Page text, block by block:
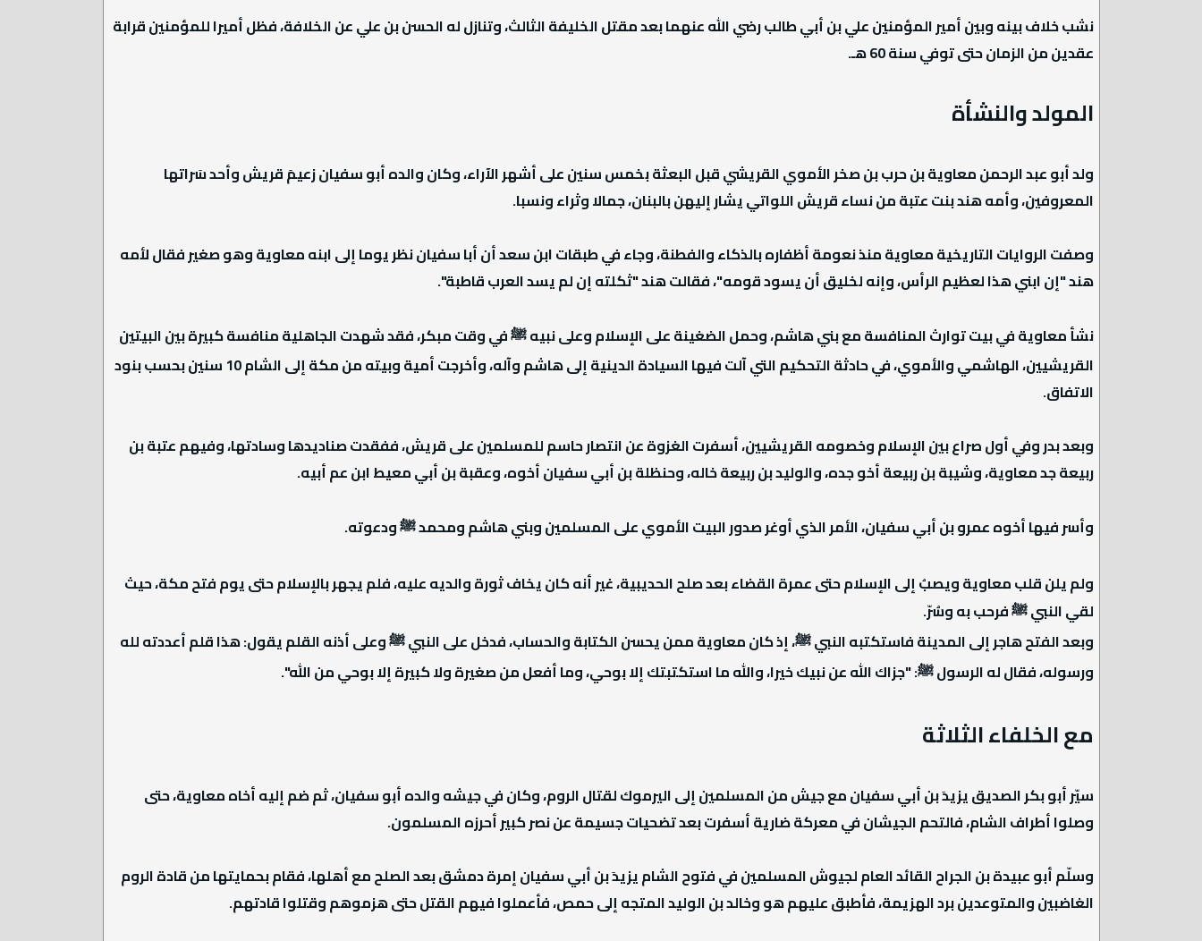
نشب خلاف بينه وبين أمير المؤمنين علي بن أبي طالب رضي الله عنهما بعد مقتل الخليفة الثالث، وتنازل له الحسن بن علي عن الخلافة، فظل أميرا للمؤمنين قرابة
عقدين من الزمان حتى توفي سنة 60 هـ.
المولد والنشأة
ولد أبو عبد الرحمن معاوية بن حرب بن صخر الأموي القريشي قبل البعثة بخمس سنين على أشهر الآراء، وكان والده أبو سفيان زعيمَ قريش وأحد سَراتها
المعروفين، وأمه هند بنت عتبة من نساء قريش اللواتي يشار إليهن بالبنان، جمالا وثراء ونسبا.
وصفت الروايات التاريخية معاوية منذ نعومة أظفاره بالذكاء والفطنة، وجاء في طبقات ابن سعد أن أبا سفيان نظر يوما إلى ابنه معاوية وهو صغير فقال لأمه
هند "إن ابني هذا لعظيم الرأس، وإنه لخليق أن يسود قومه"، فقالت هند "ثكلته إن لم يسد العرب قاطبة".
نشأ معاوية في بيت توارث المنافسة مع بني هاشم، وحمل الضغينة على الإسلام وعلى نبيه ﷺ في وقت مبكر، فقد شهدت الجاهلية منافسة كبيرة بين البيتين
القريشيين، الهاشمي والأموي، في حادثة التحكيم التي آلت فيها السيادة الدينية إلى هاشم وآله، وأخرجت أمية وبيته من مكة إلى الشام 10 سنين بحسب بنود
الاتفاق.
وبعد بدر وفي أول صراع بين الإسلام وخصومه القريشيين، أسفرت الغزوة عن انتصار حاسم للمسلمين على قريش، ففقدت صناديدها وسادتها، وفيهم عتبة بن
ربيعة جد معاوية، وشيبة بن ربيعة أخو جده، والوليد بن ربيعة خاله، وحنظلة بن أبي سفيان أخوه، وعقبة بن أبي معيط ابن عم أبيه.
وأسر فيها أخوه عمرو بن أبي سفيان، الأمر الذي أوغر صدور البيت الأموي على المسلمين وبني هاشم ومحمد ﷺ ودعوته.
ولم يلن قلب معاوية ويصبُ إلى الإسلام حتى عمرة القضاء بعد صلح الحديبية، غير أنه كان يخاف ثورة والديه عليه، فلم يجهر بالإسلام حتى يوم فتح مكة، حيث
لقي النبي ﷺ فرحب به وسُرّ.
وبعد الفتح هاجر إلى المدينة فاستكتبه النبي ﷺ، إذ كان معاوية ممن يحسن الكتابة والحساب، فدخل على النبي ﷺ وعلى أذنه القلم يقول: هذا قلم أعددته لله
ورسوله، فقال له الرسول ﷺ: "جزاك الله عن نبيك خيرا، والله ما استكتبتك إلا بوحي، وما أفعل من صغيرة ولا كبيرة إلا بوحي من الله".
مع الخلفاء الثلاثة
سيّر أبو بكر الصديق يزيدَ بن أبي سفيان مع جيش من المسلمين إلى اليرموك لقتال الروم، وكان في جيشه والده أبو سفيان، ثم ضم إليه أخاه معاوية، حتى
وصلوا أطراف الشام، فالتحم الجيشان في معركة ضارية أسفرت بعد تضحيات جسيمة عن نصر كبير أحرزه المسلمون.
وسلّم أبو عبيدة بن الجراح القائد العام لجيوش المسلمين في فتوح الشام يزيدَ بن أبي سفيان إمرة دمشق بعد الصلح مع أهلها، فقام بحمايتها من قادة الروم
الغاضبين والمتوعدين برد الهزيمة، فأطبق عليهم هو وخالد بن الوليد المتجه إلى حمص، فأعملوا فيهم القتل حتى هزموهم وقتلوا قادتهم.